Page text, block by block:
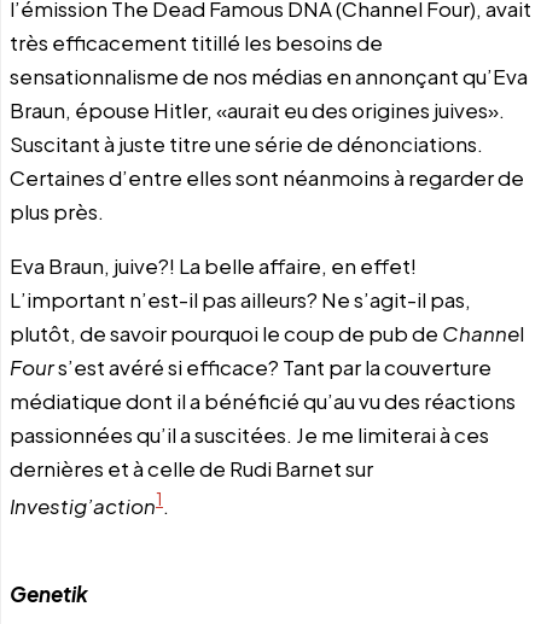
l’émission The Dead Famous DNA (Channel Four), avait
très efficacement titillé les besoins de
sensationnalisme de nos médias en annonçant qu’Eva
Braun, épouse Hitler, «aurait eu des origines juives».
Suscitant à juste titre une série de dénonciations.
Certaines d’entre elles sont néanmoins à regarder de
plus près.
Eva Braun, juive?! La belle affaire, en effet!
L’important n’est-il pas ailleurs? Ne s’agit-il pas,
plutôt, de savoir pourquoi le coup de pub de Channel
Fours’est avéré si efficace? Tant par la couverture
médiatique dont il a bénéficié qu’au vu des réactions
passionnées qu’il a suscitées. Je me limiterai à ces
dernières et à celle de Rudi Barnet sur
Investig’action1 .
Genetik